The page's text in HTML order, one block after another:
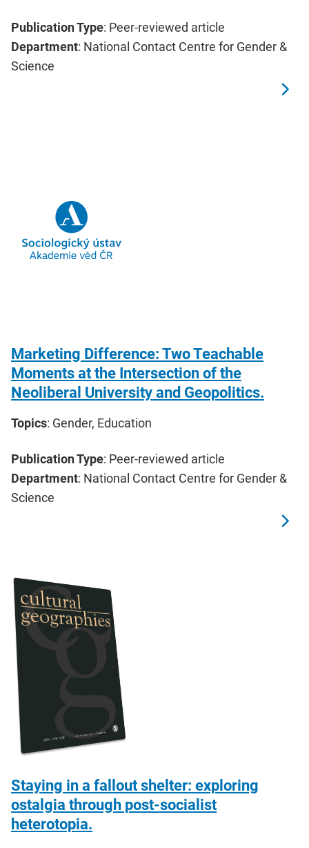
Publication Type: Peer-reviewed article
Department: National Contact Centre for Gender &
Science
Marketing Difference: Two Teachable
Moments at the Intersection of the
Neoliberal University and Geopolitics.
Topics: Gender, Education
Publication Type: Peer-reviewed article
Department: National Contact Centre for Gender &
Science
Staying in a fallout shelter: exploring
ostalgia through post-socialist
heterotopia.